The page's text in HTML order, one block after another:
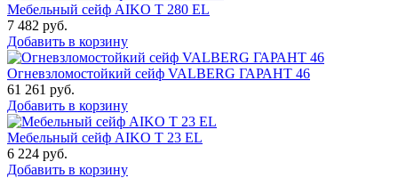
Мебельный сейф AIKO T 280 EL
7 482 руб.
Добавить в корзину
Огневзломостойкий сейф VALBERG ГАРАНТ 46
61 261 руб.
Добавить в корзину
Мебельный сейф AIKO Т 23 EL
6 224 руб.
Добавить в корзину